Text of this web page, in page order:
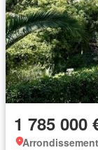
1 785 000